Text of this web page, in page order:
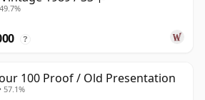
?
100 Proof / Old Presentation
57.1%